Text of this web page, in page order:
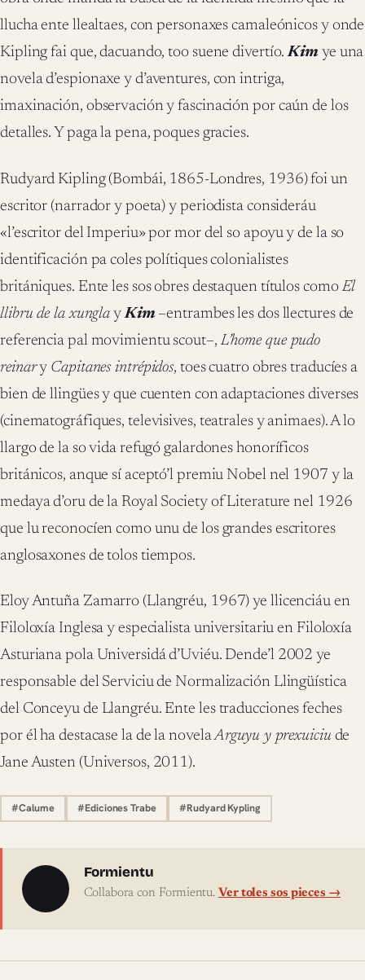
llucha ente llealtaes, con personaxes camaleónicos y onde
Kipling fai que, dacuando, too suene divertío.Kim ye una
novela d’espionaxe y d’aventures, con intriga,
imaxinación, observación y fascinación por caún de los
detalles. Y paga la pena, poques gracies.
Rudyard Kipling (Bombái, 1865-Londres, 1936) foi un
escritor (narrador y poeta) y periodista consideráu
«l’escritor del Imperiu» por mor del so apoyu y de la so
identificación pa coles polítiques colonialistes
britániques. Ente les sos obres destaquen títulos comoEl
llibru de la xungla yKim–entrambes les dos llectures de
referencia pal movimientu scout–,L’home que pudo
reinary Capitanes intrépidos, toes cuatro obres traducíes a
bien de llingües y que cuenten con adaptaciones diverses
(cinematográfiques, televisives, teatrales y animaes). A lo
llargo de la so vida refugó galardones honoríficos
británicos, anque sí aceptó’l premiu Nobel nel 1907 y la
medaya d’oru de la Royal Society of Literature nel 1926
que lu reconocíen como unu de los grandes escritores
anglosaxones de tolos tiempos.
Eloy Antuña Zamarro (Llangréu, 1967) ye llicenciáu en
Filoloxía Inglesa y especialista universitariu en Filoloxía
Asturiana pola Universidá d’Uviéu. Dende’l 2002 ye
responsable del Serviciu de Normalización Llingüística
del Conceyu de Llangréu. Ente les traducciones feches
por él ha destacase la de la novelaArguyu y prexuiciude
Jane Austen (Universos, 2011).
#Calume #Ediciones Trabe #Rudyard Kypling
Sobre l'autor
Formientu
Collabora con Formientu.Ver toles sos pieces →